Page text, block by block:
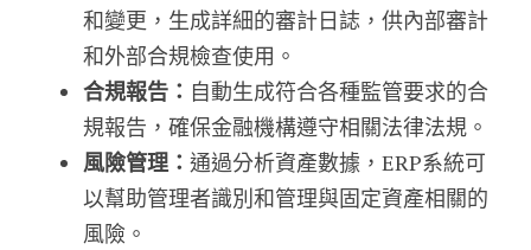
和變更，生成詳細的審計日誌，供內部審計
和外部合規檢查使用。
合規報告： 自動生成符合各種監管要求的合
規報告，確保金融機構遵守相關法律法規。
風險管理： 通過分析資產數據，ERP系統可
以幫助管理者識別和管理與固定資產相關的
風險。